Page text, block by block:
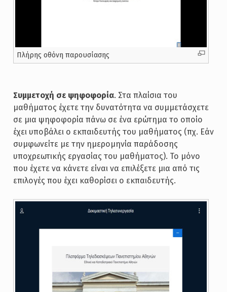
Πλήρης οθόνη παρουσίασης
Συμμετοχή σε ψηφοφορία. Στα πλαίσια του
μαθήματος έχετε την δυνατότητα να συμμετάσχετε
σε μια ψηφοφορία πάνω σε ένα ερώτημα το οποίο
έχει υποβάλει ο εκπαιδευτής του μαθήματος (πχ. Εάν
συμφωνείτε με την ημερομηνία παράδοσης
υποχρεωτικής εργασίας του μαθήματος). Το μόνο
που έχετε να κάνετε είναι να επιλέξετε μια από τις
επιλογές που έχει καθορίσει ο εκπαιδευτής.